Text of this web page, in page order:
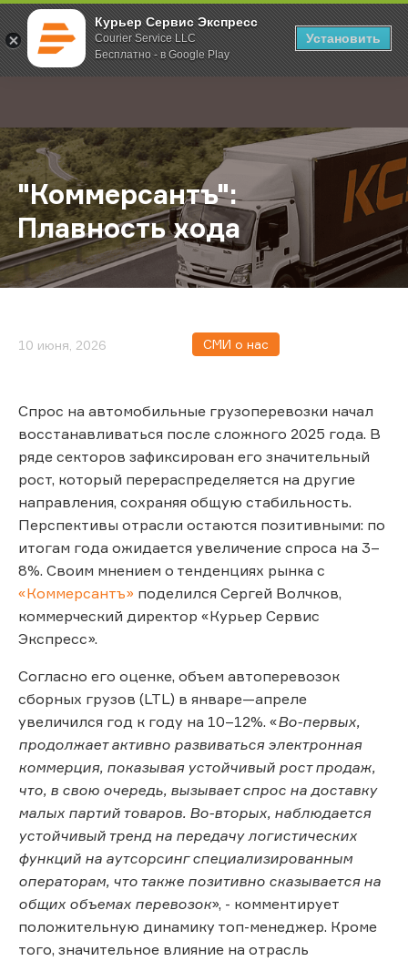
Курьер Сервис Экспресс
Courier Service LLC
Бесплатно - в Google Play
Установить
; Главная О компании Новости "Коммерсантъ": Плавность хода
"Коммерсантъ":
Плавность хода
10 июня, 2026 СМИ о нас
Спрос на автомобильные грузоперевозки начал
восстанавливаться после сложного 2025 года. В
ряде секторов зафиксирован его значительный
рост, который перераспределяется на другие
направления, сохраняя общую стабильность.
Перспективы отрасли остаются позитивными: по
итогам года ожидается увеличение спроса на 3–
8%. Своим мнением о тенденциях рынка с
«Коммерсантъ» поделился Сергей Волчков,
коммерческий директор «Курьер Сервис
Экспресс».
Согласно его оценке, объем автоперевозок
сборных грузов (LTL) в январе—апреле
увеличился год к году на 10–12%. «Во-первых,
продолжает активно развиваться электронная
коммерция, показывая устойчивый рост продаж,
что, в свою очередь, вызывает спрос на доставку
малых партий товаров. Во-вторых, наблюдается
устойчивый тренд на передачу логистических
функций на аутсорсинг специализированным
операторам, что также позитивно сказывается на
общих объемах перевозок», - комментирует
положительную динамику топ-менеджер. Кроме
того, значительное влияние на отрасль